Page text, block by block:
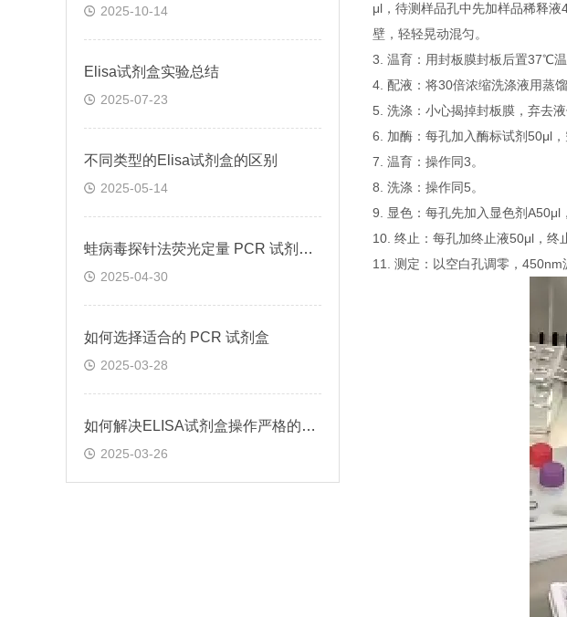
2025-10-14
Elisa试剂盒实验总结
2025-07-23
不同类型的Elisa试剂盒的区别
2025-05-14
蛙病毒探针法荧光定量 PCR 试剂盒定量定性检测
2025-04-30
如何选择适合的 PCR 试剂盒
2025-03-28
如何解决ELISA试剂盒操作严格的问题
2025-03-26
μl，待测样品孔中先加样品稀释
壁，轻轻晃动混匀。
3. 温育：用封板膜封板后置37℃温
4. 配液：将30倍浓缩洗涤液用蒸
5. 洗涤：小心揭掉封板膜，弃去
6. 加酶：每孔加入酶标试剂50μl，
7. 温育：操作同3。
8. 洗涤：操作同5。
9. 显色：每孔先加入显色剂
10. 终止：每孔加终止液50μl，终
11. 测定：以空白孔调零，450nm